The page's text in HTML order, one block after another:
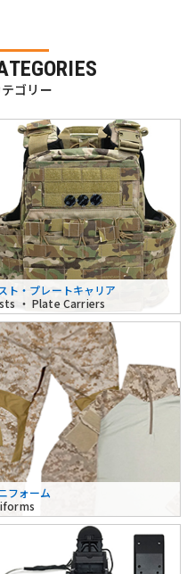
ゴリー
ト・プレートキャリア
・ Plate Carriers
フォーム